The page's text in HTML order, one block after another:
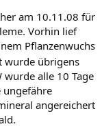
am 10.11.08 für
Vorhin lief
Pflanzenwuchs
wurde übrigens
wurde alle 10 Tage
ungefähre
angereichert